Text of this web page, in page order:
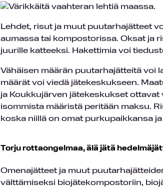
Lehdet, risut ja muut puutarhajätteet
aumassa tai kompostorissa. Oksat ja
juurille katteeksi. Hakettimia voi
Vähäisen määrän puutarhajätteitä voi
määrät voi viedä jätekeskukseen.
ja Koukkujärven jätekeskukset
isommista määristä peritään maksu.
koska niillä on omat purkupaikkansa
Torju rottaongelmaa, älä jätä
Omenajätteet ja muut
välttämiseksi biojätekompostoriin,